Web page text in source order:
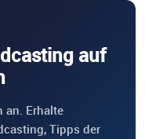
auf
an. Erhalte
Tipps der